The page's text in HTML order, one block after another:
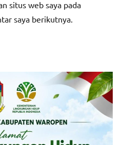
situs web saya pada
saya berikutnya.